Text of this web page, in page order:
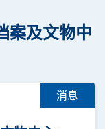
案及文物中
消息